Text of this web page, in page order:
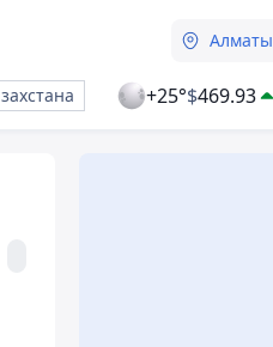
Алматы
+25°$469.93